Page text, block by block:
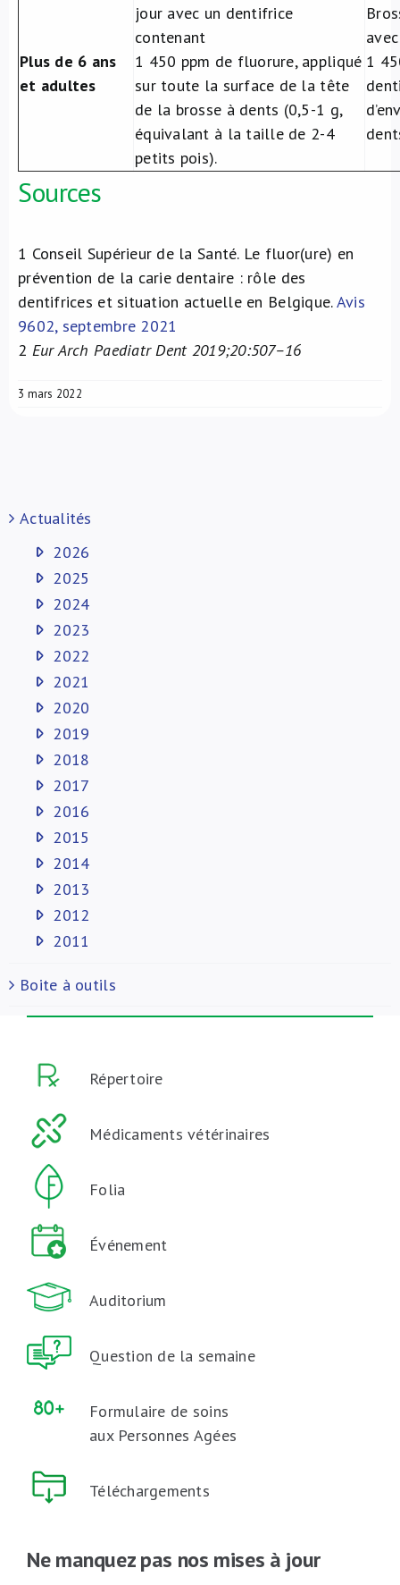
Plus de 6 ans
et adultes
jour avec un dentifrice
contenant
1 450 ppm de fluorure, appliqué
sur toute la surface de la tête
de la brosse à dents (0,5-1 g,
équivalant à la taille de 2-4
petits pois).
1
Sources
1 Conseil Supérieur de la Santé. Le fluor(ure) en
prévention de la carie dentaire : rôle des
dentifrices et situation actuelle en Belgique.Avis
9602, septembre 2021
2 Eur Arch Paediatr Dent 2019;20:507–16
3 mars 2022
Actualités
2026
2025
2024
2023
2022
2021
2020
2019
2018
2017
2016
2015
2014
2013
2012
2011
Boite à outils
Répertoire
Médicaments vétérinaires
Folia
Événement
Auditorium
Question de la semaine
Formulaire de soins
aux Personnes Agées
Téléchargements
Ne manquez pas nos mises à jour